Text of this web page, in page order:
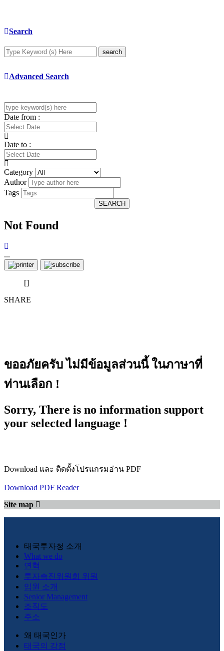
Search
search
Advanced Search
Date from :
Date to :
Category
Author
Tags
SEARCH
Not Found
...
[]
SHARE
ขออภัยครับ ไม่มีข้อมูลส่วนนี้ ในภาษาที่
ท่านเลือก !
Sorry, There is no information support
your selected language !
Download และ ติดตั้งโปรแกรมอ่าน PDF
Download PDF Reader
Site map
태국투자청 소개
What we do
연혁
투자촉진위원회 위원
임원 소개
Senior Management
조직도
주소
왜 태국인가
태국의 강점